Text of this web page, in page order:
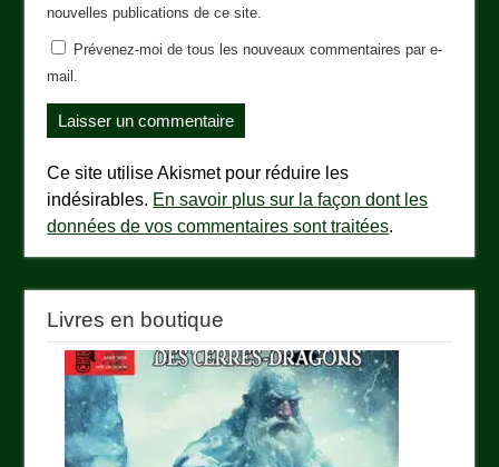
nouvelles publications de ce site.
Prévenez-moi de tous les nouveaux commentaires par e-
mail.
Ce site utilise Akismet pour réduire les
indésirables. En savoir plus sur la façon dont les
données de vos commentaires sont traitées.
Livres en boutique